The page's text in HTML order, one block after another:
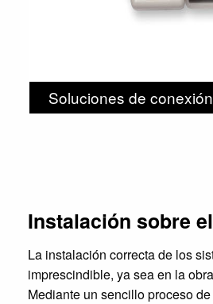
Soluciones de
Instalación sobre
La instalación correcta de los
imprescindible, ya sea en la
Mediante un sencillo proceso